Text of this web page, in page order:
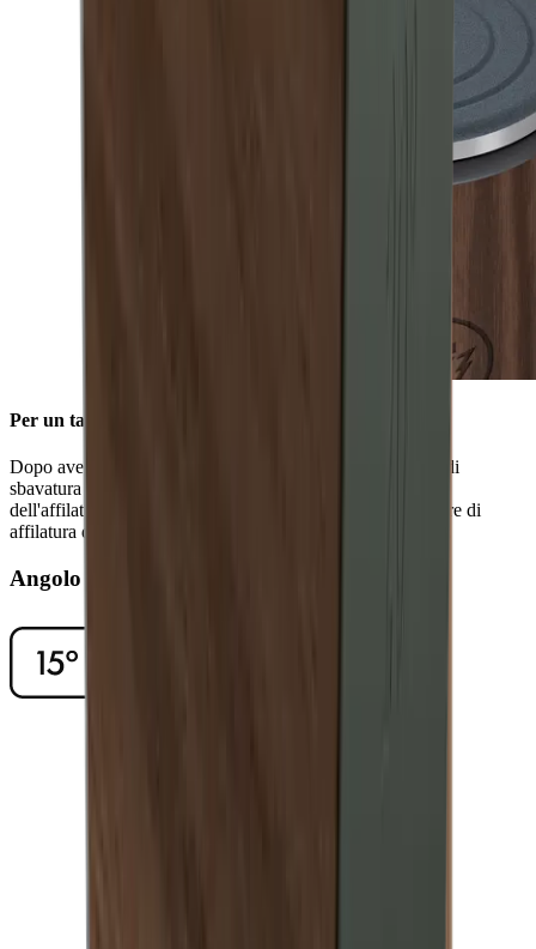
Per un tagliente senza bave
Dopo aver utilizzato la mola diamantata standard, il disco di
sbavatura in ceramica rimuove la bava e affina il risultato
dell'affilatura. Le scanalature integrate rimuovono la polvere di
affilatura dal filo del coltello, garantendo così un filo liscio.
Angolo di affilatura di 15°